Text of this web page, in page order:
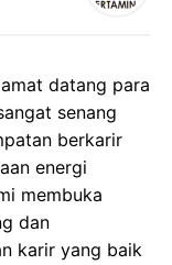
datang para
senang
berkarir
energi
membuka
dan
karir yang baik